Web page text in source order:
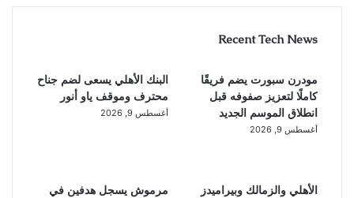
Recent Tech News
البنك الأهلي يسعى لضم جناح
محترف وموقف ياو أنور
أغسطس 9, 2026
مودرن سبورت يضم فريقًا
كاملًا لتعزيز صفوفه قبل
انطلاق الموسم الجديد
أغسطس 9, 2026
مرموش يسجل هدفين في
الأهلي والزمالك وبيراميدز